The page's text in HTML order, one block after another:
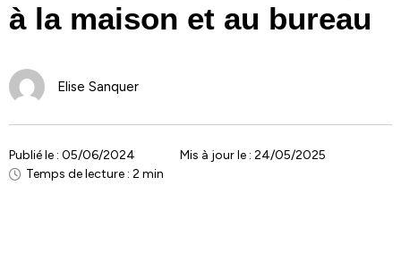
à la maison et au bureau
Elise Sanquer
Publié le : 05/06/2024
Mis à jour le : 24/05/2025
Temps de lecture : 2 min